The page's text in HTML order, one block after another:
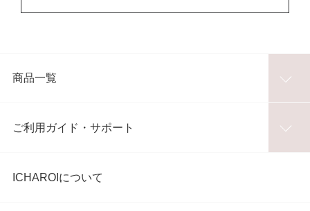
商品一覧
ご利用ガイド・サポート
ICHAROIについて